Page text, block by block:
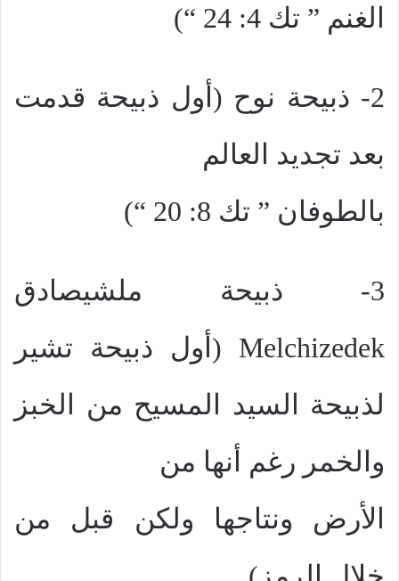
الغنم ” تك 4: 24 “)
2- ذبيحة نوح (أول ذبيحة قدمت
بعد تجديد العالم
بالطوفان ” تك 8: 20 “)
3- ذبيحة ملشيصادق
Melchizedek (أول ذبيحة تشير
لذبيحة السيد المسيح من الخبز
والخمر رغم أنها من
الأرض ونتاجها ولكن قبل من